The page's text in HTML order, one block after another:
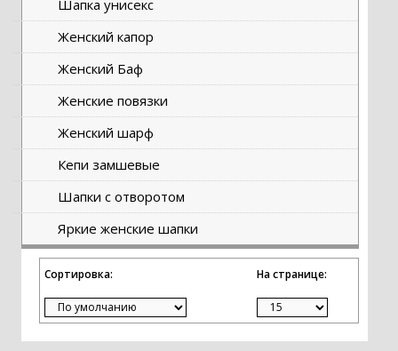
Шапка унисекс
Женский капор
Женский Баф
Женские повязки
Женский шарф
Кепи замшевые
Шапки с отворотом
Яркие женские шапки
На странице:
Сортировка: